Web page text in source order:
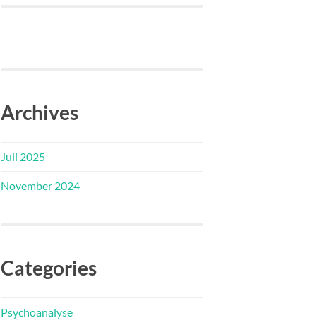
Archives
Juli 2025
November 2024
Categories
Psychoanalyse